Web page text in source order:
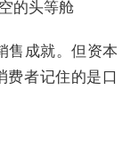
的头等舱
售成就。但资本
费者记住的是口